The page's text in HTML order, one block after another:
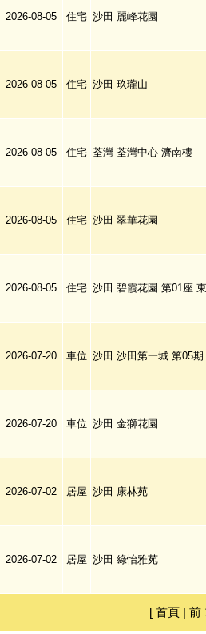
2026-08-05 住宅 沙田 麗峰花園
2026-08-05 住宅 沙田 玖瓏山
2026-08-05 住宅 荃灣 荃灣中心 濟南樓
2026-08-05 住宅 沙田 翠華花園
2026-08-05 住宅 沙田 碧霞花園 第01座
2026-07-20 車位 沙田 沙田第一城 第05期
2026-07-20 車位 沙田 金獅花園
2026-07-02 居屋 沙田 康林苑
2026-07-02 居屋 沙田 綠怡雅苑
[ 首頁 | 前